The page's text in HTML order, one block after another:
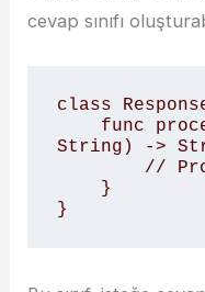
cevap sınıfı
class
String) ->
}